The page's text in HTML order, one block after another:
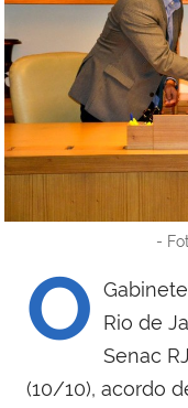
-
O
Rio de
Senac
(10/10), acordo